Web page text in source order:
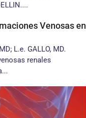
Venosas en
L.e. GALLO, MD.
renales